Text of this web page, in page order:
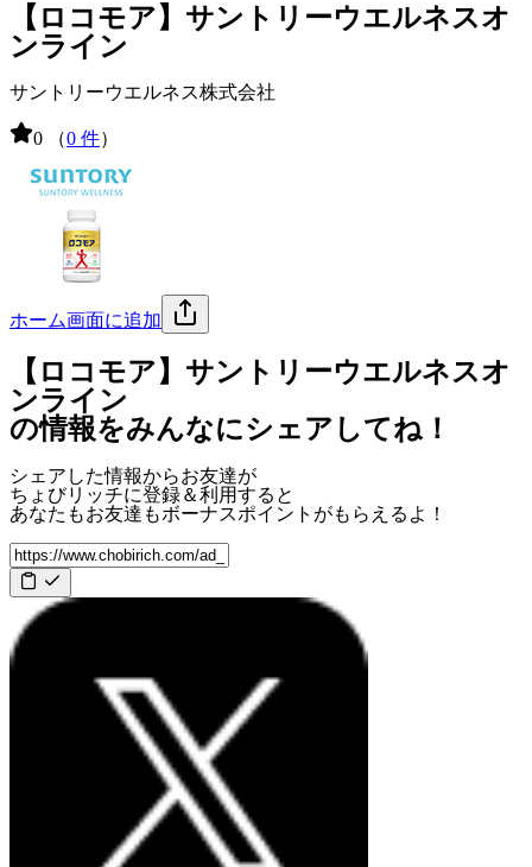
【ロコモア】サントリーウエルネスオ
ンライン
サントリーウエルネス株式会社
0 （0 件）
ホーム画面に追加
【ロコモア】サントリーウエルネスオ
ンライン
の情報をみんなにシェアしてね！
シェアした情報からお友達が
ちょびリッチに登録＆利用すると
あなたもお友達もボーナスポイント がもらえるよ！